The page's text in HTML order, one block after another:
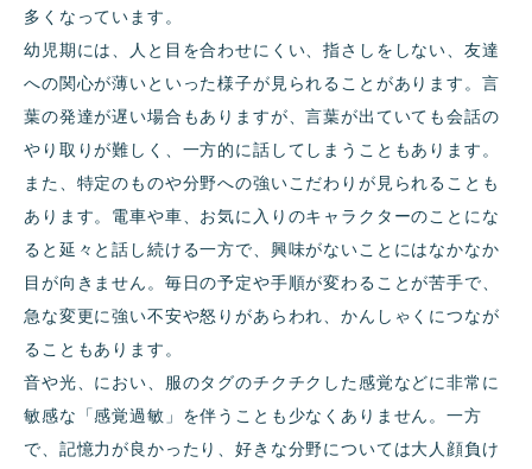
多くなっています。
幼児期には、人と目を合わせにくい、指さしをしない、友達
への関心が薄いといった様子が見られることがあります。言
葉の発達が遅い場合もありますが、言葉が出ていても会話の
やり取りが難しく、一方的に話してしまうこともあります。
また、特定のものや分野への強いこだわりが見られることも
あります。電車や車、お気に入りのキャラクターのことにな
ると延々と話し続ける一方で、興味がないことにはなかなか
目が向きません。毎日の予定や手順が変わることが苦手で、
急な変更に強い不安や怒りがあらわれ、かんしゃくにつなが
ることもあります。
音や光、におい、服のタグのチクチクした感覚などに非常に
敏感な「感覚過敏」を伴うことも少なくありません。一方
で、記憶力が良かったり、好きな分野については大人顔負け